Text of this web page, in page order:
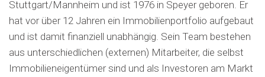
Stuttgart/Mannheim und ist 1976 in Speyer geboren. Er
hat vor über 12 Jahren ein Immobilienportfolio aufgebaut
und ist damit finanziell unabhängig. Sein Team bestehen
aus unterschiedlichen (externen) Mitarbeiter, die selbst
Immobilieneigentümer sind und als Investoren am Markt